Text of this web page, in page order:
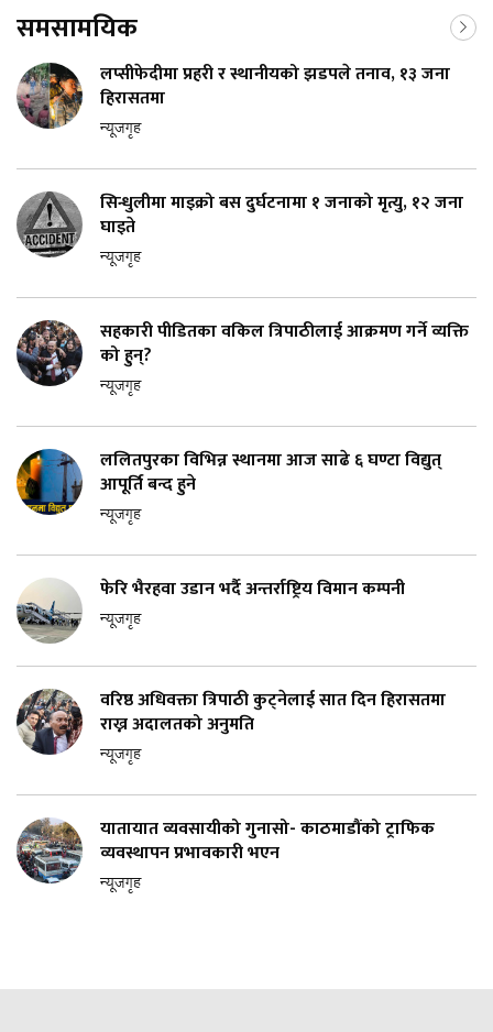
समसामयिक
लप्सीफेदीमा प्रहरी र स्थानीयको झडपले तनाव, १३ जना
हिरासतमा
न्यूजगृह
सिन्धुलीमा माइक्रो बस दुर्घटनामा १ जनाको मृत्यु, १२ जना
घाइते
न्यूजगृह
सहकारी पीडितका वकिल त्रिपाठीलाई आक्रमण गर्ने व्यक्ति
को हुन्?
न्यूजगृह
ललितपुरका विभिन्न स्थानमा आज साढे ६ घण्टा विद्युत्
आपूर्ति बन्द हुने
न्यूजगृह
फेरि भैरहवा उडान भर्दै अन्तर्राष्ट्रिय विमान कम्पनी
न्यूजगृह
वरिष्ठ अधिवक्ता त्रिपाठी कुट्नेलाई सात दिन हिरासतमा
राख्न अदालतको अनुमति
न्यूजगृह
यातायात व्यवसायीको गुनासो- काठमाडौंको ट्राफिक
व्यवस्थापन प्रभावकारी भएन
न्यूजगृह